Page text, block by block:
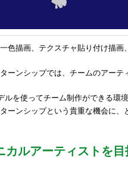
色描画、テクスチャ貼り付け描画
ーンシップでは、チームのアーテ
ルを使ってチーム制作ができる環
ーンシップという貴重な機会に、
カルアーティストを目